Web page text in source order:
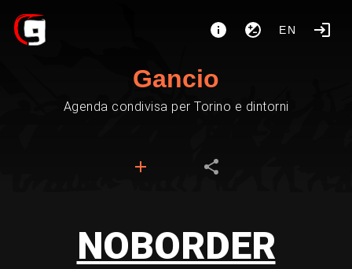
EN
Gancio
Agenda condivisa per Torino e dintorni
NOBORDER